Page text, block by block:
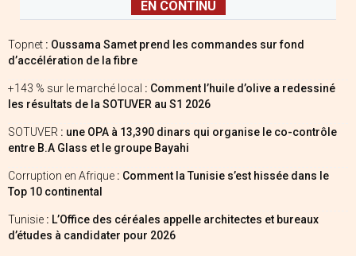
EN CONTINU
Topnet : Oussama Samet prend les commandes sur fond
d’accélération de la fibre
+143 % sur le marché local : Comment l’huile d’olive a redessiné
les résultats de la SOTUVER au S1 2026
SOTUVER : une OPA à 13,390 dinars qui organise le co-contrôle
entre B.A Glass et le groupe Bayahi
Corruption en Afrique : Comment la Tunisie s’est hissée dans le
Top 10 continental
Tunisie : L’Office des céréales appelle architectes et bureaux
d’études à candidater pour 2026